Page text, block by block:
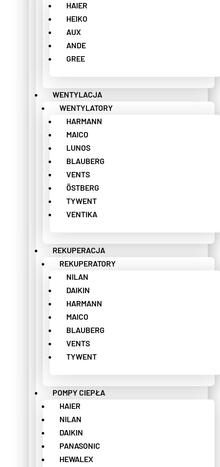
HAIER
HEIKO
AUX
ANDE
GREE
WENTYLACJA
WENTYLATORY
HARMANN
MAICO
LUNOS
BLAUBERG
VENTS
ÖSTBERG
TYWENT
VENTIKA
REKUPERACJA
REKUPERATORY
NILAN
DAIKIN
HARMANN
MAICO
BLAUBERG
VENTS
TYWENT
POMPY CIEPŁA
HAIER
NILAN
DAIKIN
PANASONIC
HEWALEX